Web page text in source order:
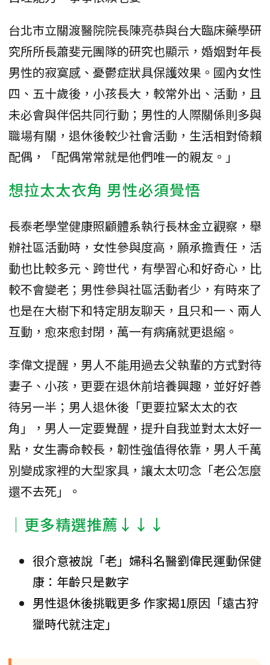
台北市立關渡醫院院長陳亮恭與台大臨床藥學研
究所所長蕭斐元團隊的研究也顯示，婚姻對年長
男性的寂寞感、憂鬱症狀具保護效果。國內女性
四、五十歲後，小孩長大，較常外出、活動，且
未必會與伴侶共同行動；男性的人際關係則多與
職場有關，退休後較少社會活動，生活相對倚賴
配偶，「配偶常常就是他們唯一的親友。」
想拉太太衣角 男性必須覺悟
長泰老學堂健康照顧體系執行長林金立觀察，舉
辦社區活動時，女性參與度高，願承擔責任，活
動也比較多元、跨世代，有學習心和好奇心，比
較不會變老；男性參與社區活動者少，有時來了
也是在大樹下和特定朋友聊天，且只和一、兩人
互動，愈來愈封閉，萬一有病痛就更退縮。
李偉文提醒，男人不能用過去父執輩的方式對待
妻子、小孩，更要在退休前培養興趣，並好好善
待另一半；男人退休後「更要拉緊太太的衣
角」，男人一定要覺醒，提升自我並對太太好一
點，女生壽命較長，韌性強值得依靠，男人千萬
別變成家裡的大型家具，讓太太叨念「老公怎麼
還不去死」。
│更多精選推薦↓↓↓
很介意被說「老」婦科名醫劉偉民運動保健
康：年齡只是數字
男性退休後挑戰更多 作家揭1原因「遠古狩
獵時代就注定」